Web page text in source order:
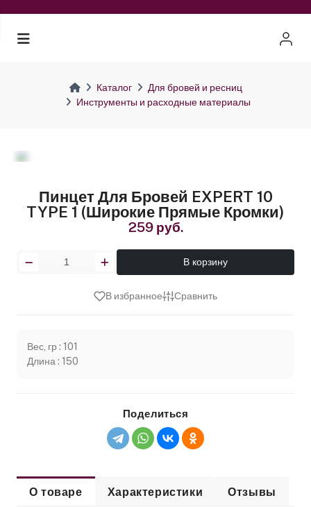
Каталог
Для бровей и ресниц
Инструменты и расходные материалы
Пинцет Для Бровей EXPERT 10
TYPE 1 (широкие Прямые Кромки)
259 руб.
В корзину
В избранное Сравнить
Вес, гр : 101
Длина : 150
Поделиться
О товаре Характеристики Отзывы